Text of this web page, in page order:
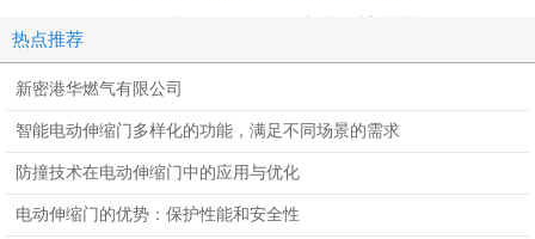
尺寸
尺寸
热点推荐
新密港华燃气有限公司
智能电动伸缩门多样化的功能，满足不同场景的需求
防撞技术在电动伸缩门中的应用与优化
电动伸缩门的优势：保护性能和安全性